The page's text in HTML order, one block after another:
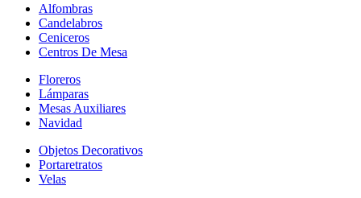
Alfombras
Candelabros
Ceniceros
Centros De Mesa
Floreros
Lámparas
Mesas Auxiliares
Navidad
Objetos Decorativos
Portaretratos
Velas